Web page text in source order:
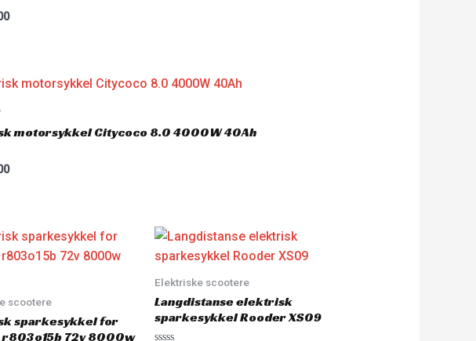
motorsykkel Citycoco 8.0 4000W 40Ah
scootere
sparkesykkel for
r803o15b 72v 8000w
Elektriske scootere
Langdistanse elektrisk
sparkesykkel Rooder XS09